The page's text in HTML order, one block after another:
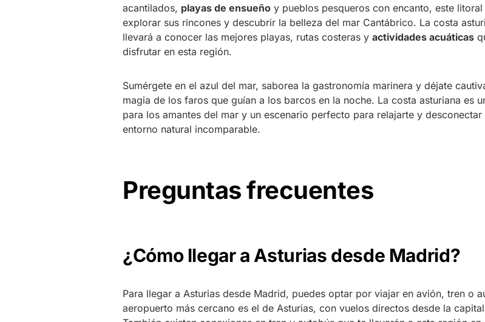
acantilados, playas de ensueño y pueblos pesqueros con encanto, este
explorar sus rincones y descubrir la belleza del mar Cantábrico. La costa
llevará a conocer las mejores playas, rutas costeras y actividades acuáticas
disfrutar en esta región.
Sumérgete en el azul del mar, saborea la gastronomía marinera y déjate
magia de los faros que guían a los barcos en la noche. La costa asturiana es
para los amantes del mar y un escenario perfecto para relajarte y desconectar
entorno natural incomparable.
Preguntas frecuentes
¿Cómo llegar a Asturias desde Madrid?
Para llegar a Asturias desde Madrid, puedes optar por viajar en avión, tren o
aeropuerto más cercano es el de Asturias, con vuelos directos desde la